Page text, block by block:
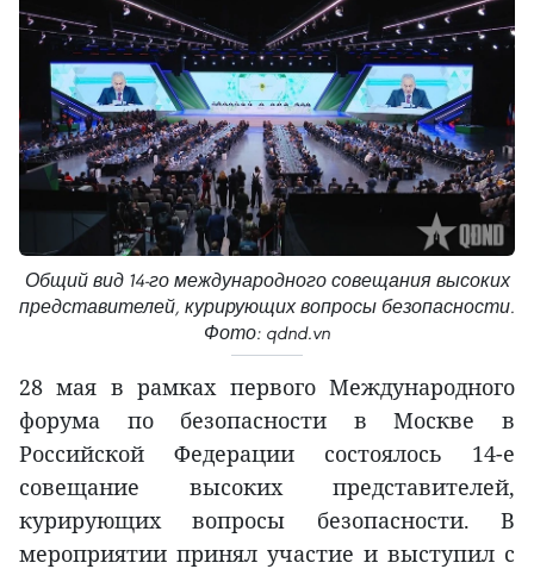
Общий вид 14-го международного совещания высоких
представителей, курирующих вопросы безопасности.
Фото: qdnd.vn
28 мая в рамках первого Международного
форума по безопасности в Москве в
Российской Федерации состоялось 14-е
совещание высоких представителей,
курирующих вопросы безопасности. В
мероприятии принял участие и выступил с